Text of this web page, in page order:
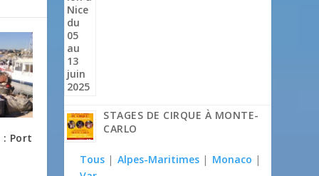
: Port
STAGES DE CIRQUE À MONTE-
CARLO
Tous | Alpes-Maritimes | Monaco |